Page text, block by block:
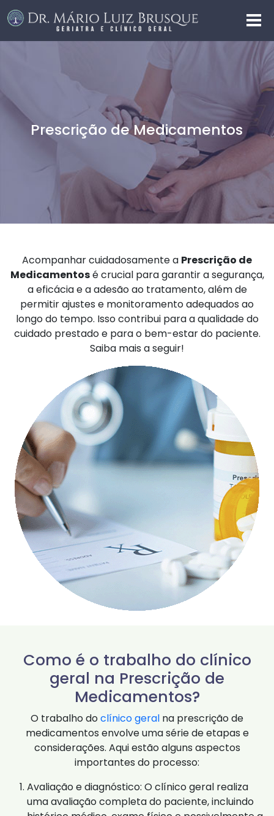
Prescrição de Medicamentos
Acompanhar cuidadosamente a Prescrição de
Medicamentosé crucial para garantir a segurança,
a eficácia e a adesão ao tratamento, além de
permitir ajustes e monitoramento adequados ao
longo do tempo. Isso contribui para a qualidade do
cuidado prestado e para o bem-estar do paciente.
Saiba mais a seguir!
Como é o trabalho do clínico
geral na Prescrição de
Medicamentos?
O trabalho doclínico geral na prescrição de
medicamentos envolve uma série de etapas e
considerações. Aqui estão alguns aspectos
importantes do processo:
Avaliação e diagnóstico: O clínico geral realiza
uma avaliação completa do paciente, incluindo